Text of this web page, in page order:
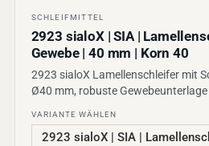
SCHLEIFMITTEL
2923 sialoX | SIA |
Gewebe | 40 mm | Korn 40
2923 sialoX Lamellenschleifer mit
Ø40 mm, robuste
VARIANTE WÄHLEN